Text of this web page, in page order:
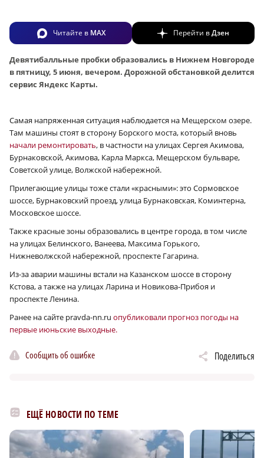
Читайте в MAX Перейти вДзен
Девятибалльные пробки образовались в Нижнем Новгороде
в пятницу, 5 июня, вечером. Дорожной обстановкой делится
сервис Яндекс Карты.
Самая напряженная ситуация наблюдается на Мещерском озере.
Там машины стоят в сторону Борского моста, который вновь
начали ремонтировать, в частности на улицах Сергея Акимова,
Бурнаковской, Акимова, Карла Маркса, Мещерском бульваре,
Советской улице, Волжской набережной.
Прилегающие улицы тоже стали «красными»: это Сормовское
шоссе, Бурнаковский проезд, улица Бурнаковская, Коминтерна,
Московское шоссе.
Также красные зоны образовались в центре города, в том числе
на улицах Белинского, Ванеева, Максима Горького,
Нижневолжской набережной, проспекте Гагарина.
Из-за аварии машины встали на Казанском шоссе в сторону
Кстова, а также на улицах Ларина и Новикова-Прибоя и
проспекте Ленина.
Ранее на сайте pravda-nn.ru опубликовали прогноз погоды на
первые июньские выходные.
Сообщить об ошибке Поделиться
ЕЩЁ НОВОСТИ ПО ТЕМЕ